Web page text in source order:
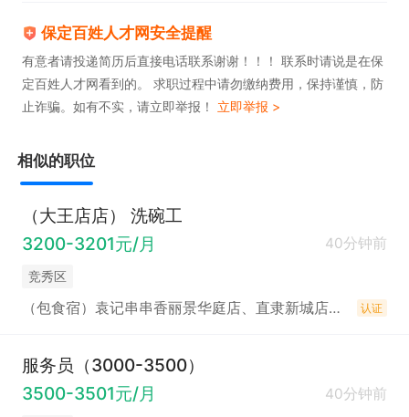
保定百姓人才网安全提醒
有意者请投递简历后直接电话联系谢谢！！！ 联系时请说是在保
定百姓人才网看到的。 求职过程中请勿缴纳费用，保持谨慎，防
止诈骗。如有不实，请立即举报！ 立即举报 >
相似的职位
（大王店店） 洗碗工
3200-3201元/月
40分钟前
竞秀区
（包食宿）袁记串串香丽景华庭店、直隶新城店、电谷店招聘 认证
服务员（3000-3500）
3500-3501元/月
40分钟前